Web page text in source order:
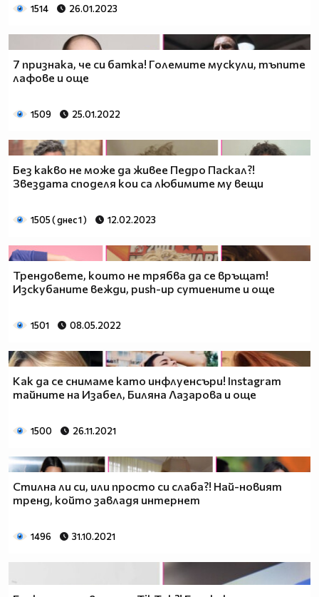
1514 26.01.2023
7 признака, че си батка! Големите мускули, тъпите
лафове и още
1509 25.01.2022
Без какво не може да живее Педро Паскал?!
Звездата споделя кои са любимите му вещи
1505 ( днес 1 ) 12.02.2023
Трендовете, които не трябва да се връщат!
Изскубаните вежди, push-up сутиените и още
1501 08.05.2022
Как да се снимаме като инфлуенсъри! Instagram
тайните на Изабел, Биляна Лазарова и още
1500 26.11.2021
Стилна ли си, или просто си слаба?! Най-новият
тренд, който завладя интернет
1496 31.10.2021